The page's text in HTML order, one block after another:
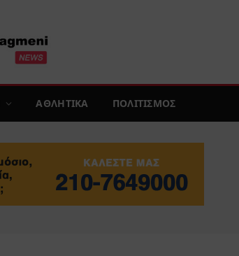
ΑΘΛΗΤΙΚΑ ΠΟΛΙΤΙΣΜΟΣ